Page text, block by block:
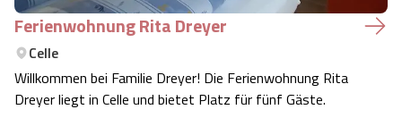
Ferienwohnung Rita Dreyer
Celle
Willkommen bei Familie Dreyer! Die Ferienwohnung Rita
Dreyer liegt in Celle und bietet Platz für fünf Gäste.